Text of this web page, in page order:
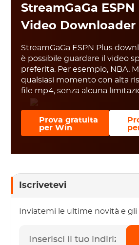
StreamGaGa ESPN
Video Downloader
StreamGaGa ESPN Plus
è possibile guardare il video
preferita. Per esempio, NBA,
qualsiasi momento con alta
file mp4, senza alcuna
Prova gratuita
per Win
Iscrivetevi
Inviatemi le ultime novità e gli